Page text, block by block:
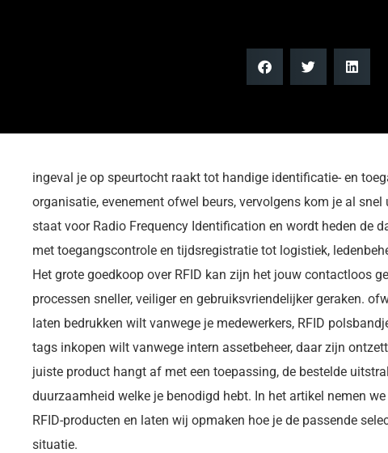
ingeval je op speurtocht raakt tot handige identificatie- en
organisatie, evenement ofwel beurs, vervolgens kom je al snel
staat voor Radio Frequency Identification en wordt heden de
met toegangscontrole en tijdsregistratie tot logistiek,
Het grote goedkoop over RFID kan zijn het jouw contactloos
processen sneller, veiliger en gebruiksvriendelijker geraken.
laten bedrukken wilt vanwege je medewerkers, RFID
tags inkopen wilt vanwege intern assetbeheer, daar zijn
juiste product hangt af met een toepassing, de bestelde
duurzaamheid welke je benodigd hebt. In het artikel nemen
RFID-producten en laten wij opmaken hoe je de passende
situatie.